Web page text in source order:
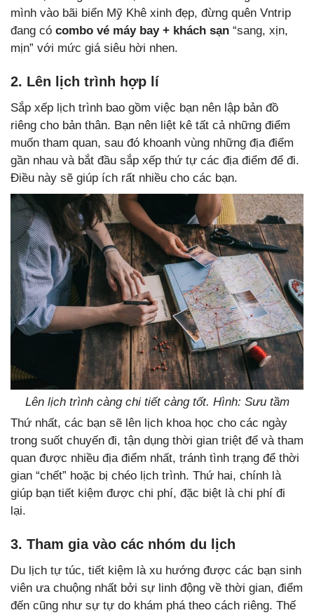
mình vào bãi biển Mỹ Khê xinh đẹp, đừng quên Vntrip
đang có combo vé máy bay + khách sạn “sang, xịn,
mịn” với mức giá siêu hời nhen.
2. Lên lịch trình hợp lí
Sắp xếp lịch trình bao gồm việc bạn nên lập bản đồ
riêng cho bản thân. Bạn nên liệt kê tất cả những điểm
muốn tham quan, sau đó khoanh vùng những địa điểm
gần nhau và bắt đầu sắp xếp thứ tự các địa điểm để đi.
Điều này sẽ giúp ích rất nhiều cho các bạn.
Lên lịch trình càng chi tiết càng tốt. Hình: Sưu tầm
Thứ nhất, các bạn sẽ lên lịch khoa học cho các ngày
trong suốt chuyến đi, tận dụng thời gian triệt để và tham
quan được nhiều địa điểm nhất, tránh tình trạng để thời
gian “chết” hoặc bị chéo lịch trình. Thứ hai, chính là
giúp bạn tiết kiệm được chi phí, đặc biệt là chi phí đi
lại.
3. Tham gia vào các nhóm du lịch
Du lịch tự túc, tiết kiệm là xu hướng được các bạn sinh
viên ưa chuộng nhất bởi sự linh động về thời gian, điểm
đến cũng như sự tự do khám phá theo cách riêng. Thế